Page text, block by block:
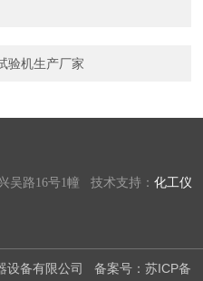
验机生产厂家
吴路16号1幢 技术支持：化工仪
设备有限公司 备案号：苏ICP备